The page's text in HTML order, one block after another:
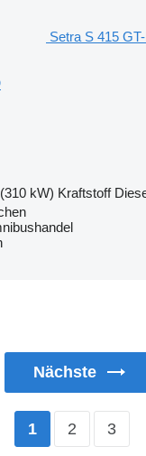
Setra S 415
kW) Kraftstoff
Nächste
1 2 3